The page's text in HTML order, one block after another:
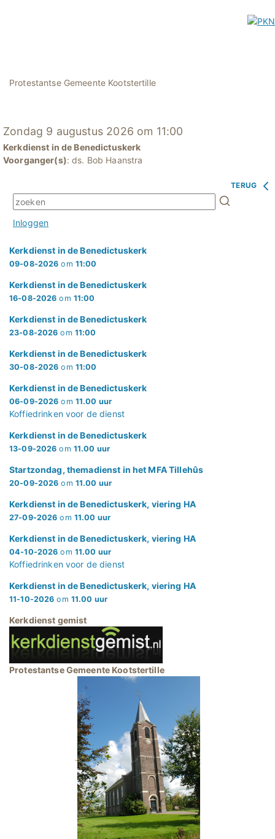
Protestantse Gemeente Kootstertille
Zondag 9 augustus 2026 om 11:00
Kerkdienst in de Benedictuskerk
Voorganger(s): ds. Bob Haanstra
TERUG
Inloggen
Kerkdienst in de Benedictuskerk
09-08-2026 om 11:00
Kerkdienst in de Benedictuskerk
16-08-2026 om 11:00
Kerkdienst in de Benedictuskerk
23-08-2026 om 11:00
Kerkdienst in de Benedictuskerk
30-08-2026 om 11:00
Kerkdienst in de Benedictuskerk
06-09-2026 om 11.00 uur
Koffiedrinken voor de dienst
Kerkdienst in de Benedictuskerk
13-09-2026 om 11.00 uur
Startzondag, themadienst in het MFA Tillehûs
20-09-2026 om 11.00 uur
Kerkdienst in de Benedictuskerk, viering HA
27-09-2026 om 11.00 uur
Kerkdienst in de Benedictuskerk, viering HA
04-10-2026 om 11.00 uur
Koffiedrinken voor de dienst
Kerkdienst in de Benedictuskerk, viering HA
11-10-2026 om 11.00 uur
Kerkdienst gemist
Protestantse Gemeente Kootstertille
.